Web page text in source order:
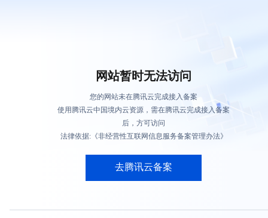
网站暂时无法访问
您的网站未在腾讯云完成接入备案
使用腾讯云中国境内云资源，需在腾讯云完成接入备案
后，方可访问
法律依据:《非经营性互联网信息服务备案管理办法》
去腾讯云备案